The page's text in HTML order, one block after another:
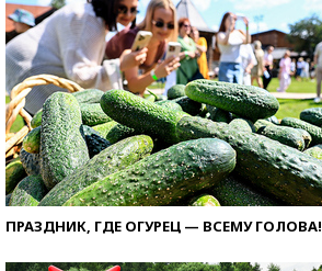
ПРАЗДНИК, ГДЕ ОГУРЕЦ — ВСЕМУ ГОЛОВА!